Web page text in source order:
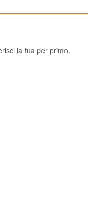
la tua per primo.